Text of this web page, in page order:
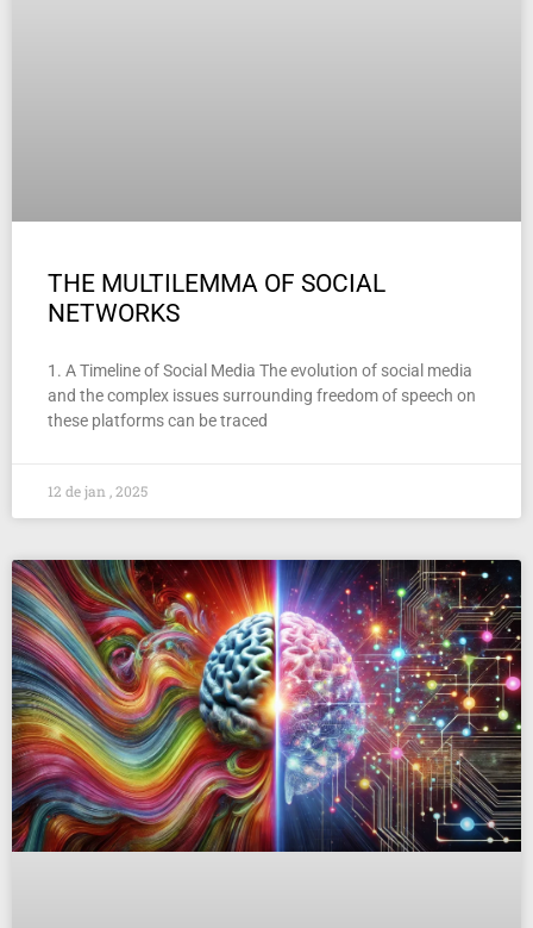
THE MULTILEMMA OF SOCIAL
NETWORKS
1. A Timeline of Social Media The evolution of social media
and the complex issues surrounding freedom of speech on
these platforms can be traced
12 de jan , 2025